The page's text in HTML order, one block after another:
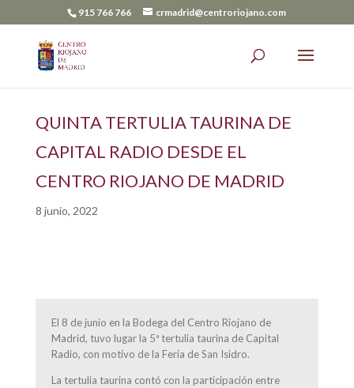
915 766 766 crmadrid@centroriojano.com
QUINTA TERTULIA TAURINA DE
CAPITAL RADIO DESDE EL
CENTRO RIOJANO DE MADRID
8 junio, 2022
El 8 de junio en la Bodega del Centro Riojano de
Madrid, tuvo lugar la 5ª tertulia taurina de Capital
Radio, con motivo de la Feria de San Isidro.
La tertulia taurina contó con la participación entre